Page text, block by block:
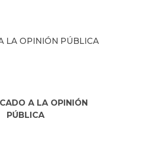
LA OPINIÓN PÚBLICA
A LA OPINIÓN
PÚBLICA